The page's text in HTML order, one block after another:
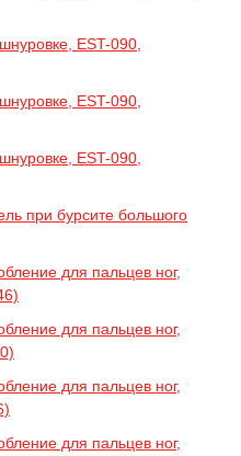
EST-090,
EST-090,
EST-090,
при бурсите большого
для пальцев ног,
для пальцев ног,
для пальцев ног,
для пальцев ног,